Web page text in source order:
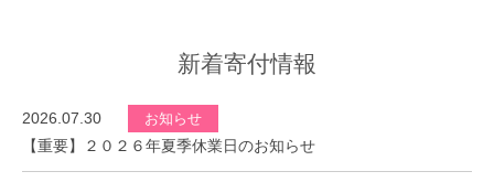
新着寄付情報
2026.07.30 お知らせ
【重要】２０２６年夏季休業日のお知らせ